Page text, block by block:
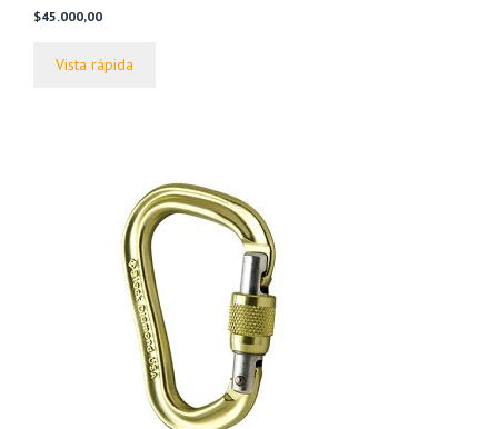
0
d
$45.000,00
Vista rápida